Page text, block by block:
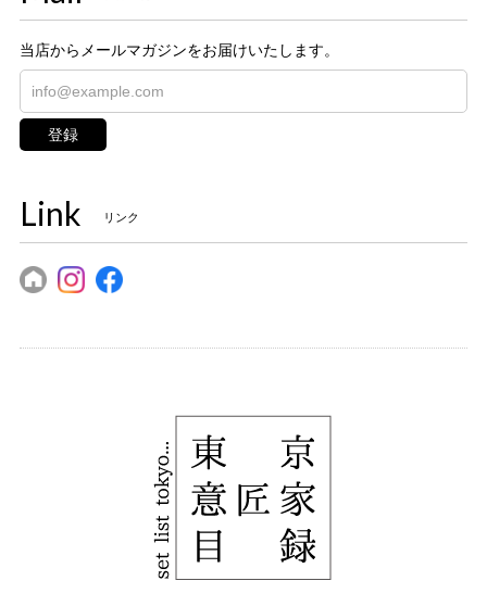
当店からメールマガジンをお届けいたします。
登録
Link リンク